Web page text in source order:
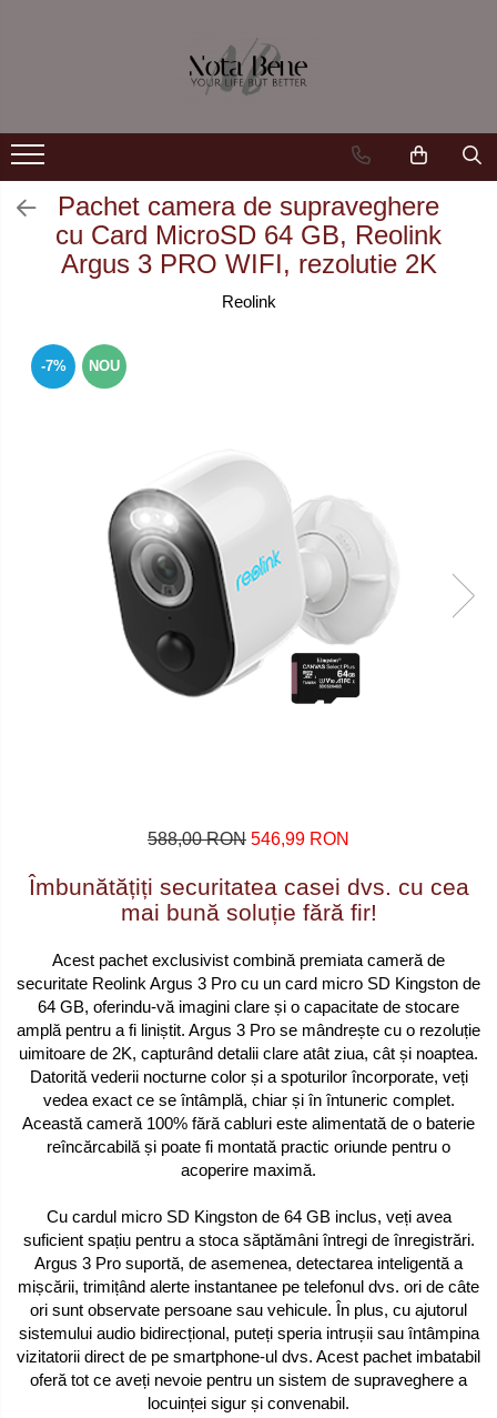
Camera de supraveghere
Conexiune Wi-Fi
Conexiune PoE
Cu baterie
Cu panou solar
Unelte si aparate de masura
Telemetre
Teodolite
Accesorii
Sisteme de control al mașinilor
Pachet camera de supraveghere
cu Card MicroSD 64 GB, Reolink
Argus 3 PRO WIFI, rezolutie 2K
Reolink
-7% NOU
588,00 RON 546,99 RON
Îmbunătățiți securitatea casei dvs. cu cea
mai bună soluție fără fir!
Acest pachet exclusivist combină premiata cameră de
securitate Reolink Argus 3 Pro cu un card micro SD Kingston de
64 GB, oferindu-vă imagini clare și o capacitate de stocare
amplă pentru a fi liniștit. Argus 3 Pro se mândrește cu o rezoluție
uimitoare de 2K, capturând detalii clare atât ziua, cât și noaptea.
Datorită vederii nocturne color și a spoturilor încorporate, veți
vedea exact ce se întâmplă, chiar și în întuneric complet.
Această cameră 100% fără cabluri este alimentată de o baterie
reîncărcabilă și poate fi montată practic oriunde pentru o
acoperire maximă.
Cu cardul micro SD Kingston de 64 GB inclus, veți avea
suficient spațiu pentru a stoca săptămâni întregi de înregistrări.
Argus 3 Pro suportă, de asemenea, detectarea inteligentă a
mișcării, trimițând alerte instantanee pe telefonul dvs. ori de câte
ori sunt observate persoane sau vehicule. În plus, cu ajutorul
sistemului audio bidirecțional, puteți speria intrușii sau întâmpina
vizitatorii direct de pe smartphone-ul dvs. Acest pachet imbatabil
oferă tot ce aveți nevoie pentru un sistem de supraveghere a
locuinței sigur și convenabil.